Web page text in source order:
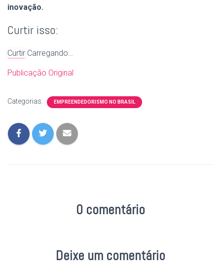
inovação.
Curtir isso:
Curtir Carregando…
Publicação Original
Categorias: EMPREENDEDORISMO NO BRASIL
0 comentário
Deixe um comentário